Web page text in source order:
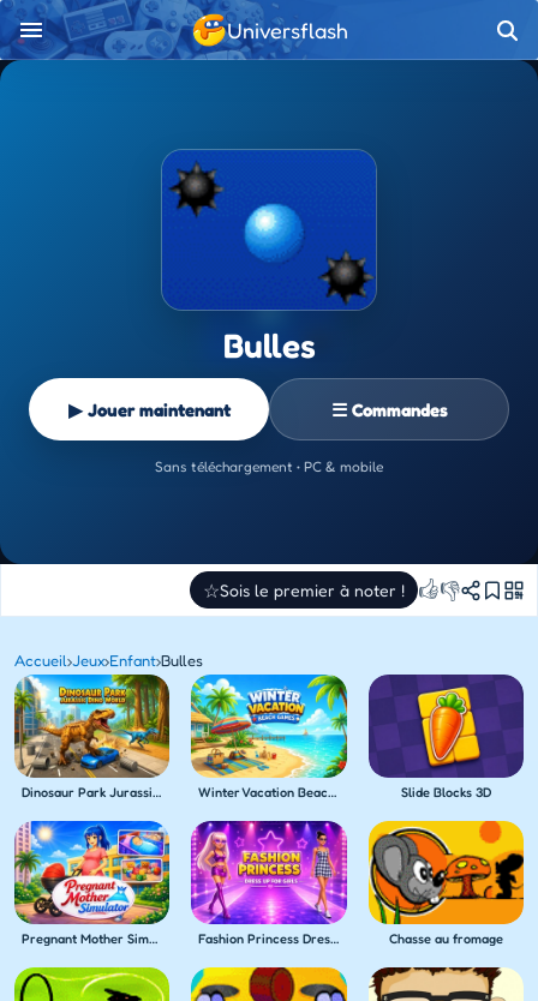
Universflash
Bulles
▶ Jouer maintenant ☰ Commandes
Sans téléchargement • PC & mobile
☆Sois le premier à noter ! 👍👎
Accueil›Jeux›Enfant›Bulles
Dinosaur Park Jurassic Dino World Winter Vacation Beach Games Slide Blocks 3D
Pregnant Mother Simulator Fashion Princess Dress Up for Girls Chasse au fromage